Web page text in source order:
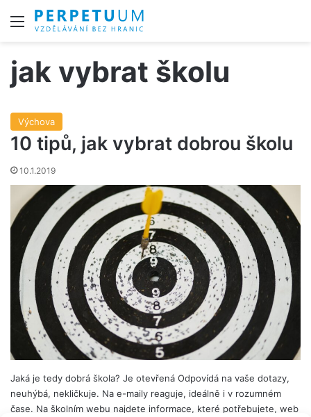
Menu
jak vybrat školu
Výchova
10 tipů, jak vybrat dobrou školu
10.1.2019
Jaká je tedy dobrá škola? Je otevřená Odpovídá na vaše dotazy,
neuhýbá, nekličkuje. Na e-maily reaguje, ideálně i v rozumném
čase. Na školním webu najdete informace, které potřebujete, web